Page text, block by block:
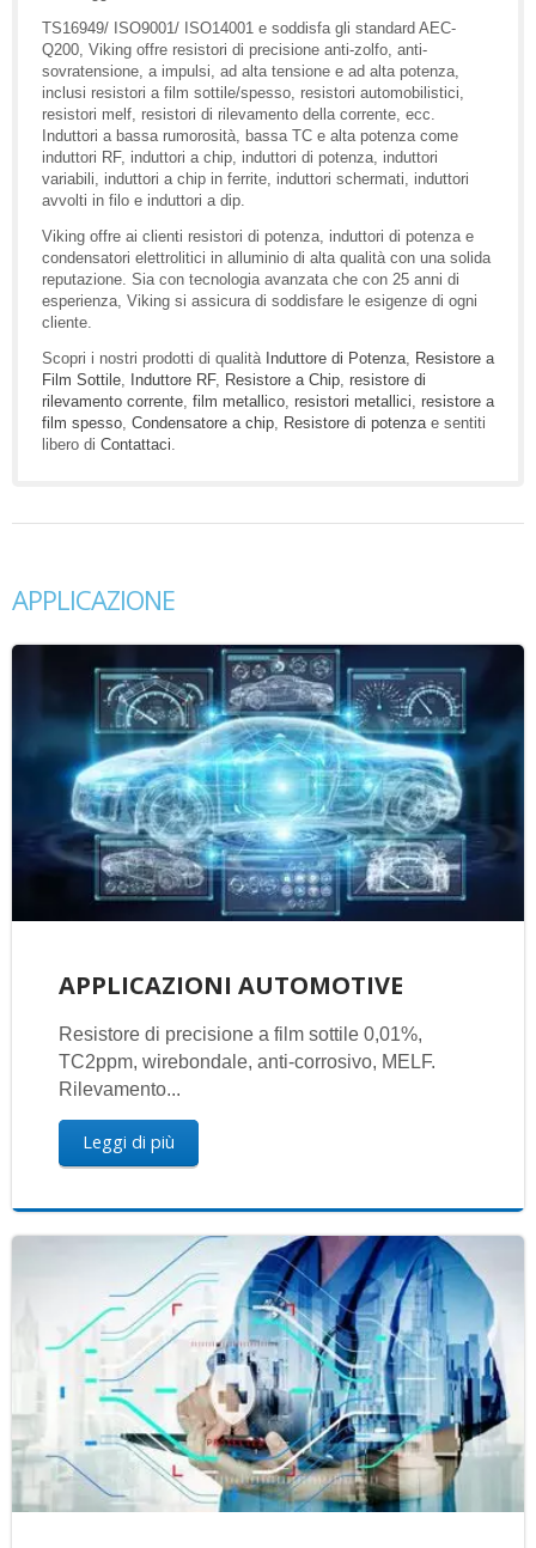
TS16949/ ISO9001/ ISO14001 e soddisfa gli standard AEC-
Q200, Viking offre resistori di precisione anti-zolfo, anti-
sovratensione, a impulsi, ad alta tensione e ad alta potenza,
inclusi resistori a film sottile/spesso, resistori automobilistici,
resistori melf, resistori di rilevamento della corrente, ecc.
Induttori a bassa rumorosità, bassa TC e alta potenza come
induttori RF, induttori a chip, induttori di potenza, induttori
variabili, induttori a chip in ferrite, induttori schermati, induttori
avvolti in filo e induttori a dip.
Viking offre ai clienti resistori di potenza, induttori di potenza e
condensatori elettrolitici in alluminio di alta qualità con una solida
reputazione. Sia con tecnologia avanzata che con 25 anni di
esperienza, Viking si assicura di soddisfare le esigenze di ogni
cliente.
Scopri i nostri prodotti di qualità Induttore di Potenza
Resistore a
Film Sottile
Induttore RF, Resistore a Chip resistore di
rilevamento corrente film metallico resistori metallici resistore a
film spesso Condensatore a chip Resistore di potenza e sentiti
libero di Contattaci
APPLICAZIONE
APPLICAZIONI AUTOMOTIVE
Resistore di precisione a film sottile 0,01%,
TC2ppm, wirebondale, anti-corrosivo, MELF.
Rilevamento...
Leggi di più